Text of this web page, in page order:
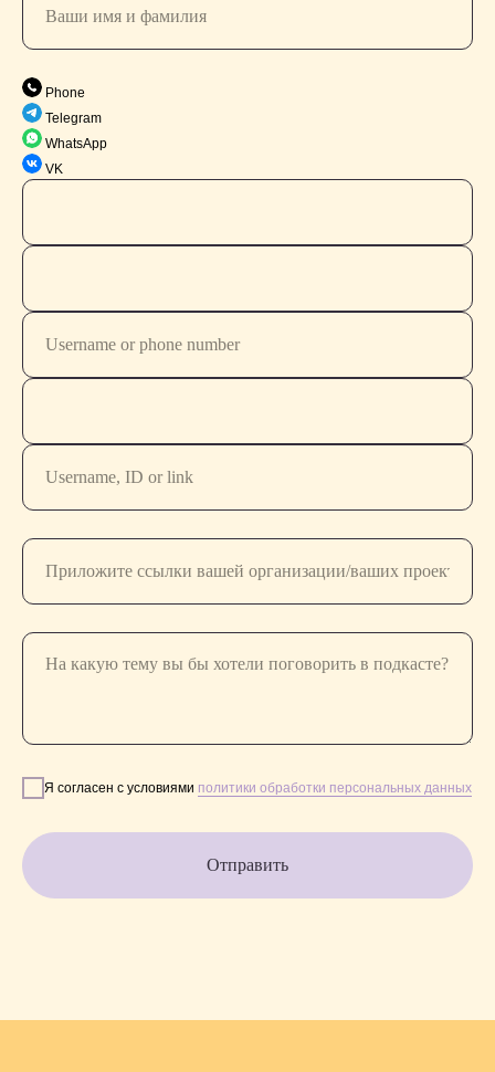
Phone
Telegram
WhatsApp
VK
Я согласен с условиями политики обработки персональных данных
Отправить
телеграм
[СОЦ. СЕТИ]
вконтакте